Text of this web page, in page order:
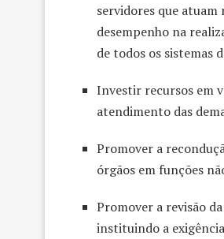
servidores que
desempenho na
de todos os sistemas
Investir recursos em
atendimento das
Promover a
órgãos em funções
Promover a revisão
instituindo a